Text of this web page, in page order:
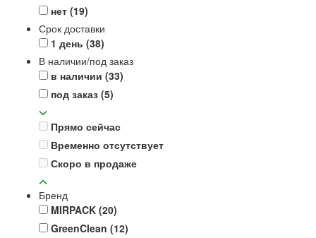
нет (19)
Срок доставки
1 день (38)
В наличии/под заказ
в наличии (33)
под заказ (5)
Прямо сейчас
Временно отсутствует
Скоро в продаже
Бренд
MIRPACK (20)
GreenClean (12)